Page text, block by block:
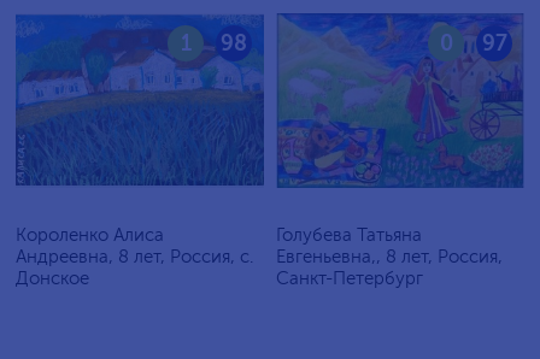
98
1
Короленко Алиса
Андреевна, 8 лет, Россия, c.
Донское
97
0
Голубева Татьяна
Евгеньевна,, 8 лет, Россия,
Санкт-Петербург